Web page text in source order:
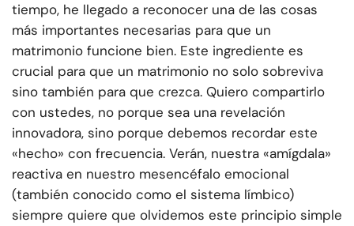
tiempo, he llegado a reconocer una de las cosas
más importantes necesarias para que un
matrimonio funcione bien. Este ingrediente es
crucial para que un matrimonio no solo sobreviva
sino también para que crezca. Quiero compartirlo
con ustedes, no porque sea una revelación
innovadora, sino porque debemos recordar este
«hecho» con frecuencia. Verán, nuestra «amígdala»
reactiva en nuestro mesencéfalo emocional
(también conocido como el sistema límbico)
siempre quiere que olvidemos este principio simple